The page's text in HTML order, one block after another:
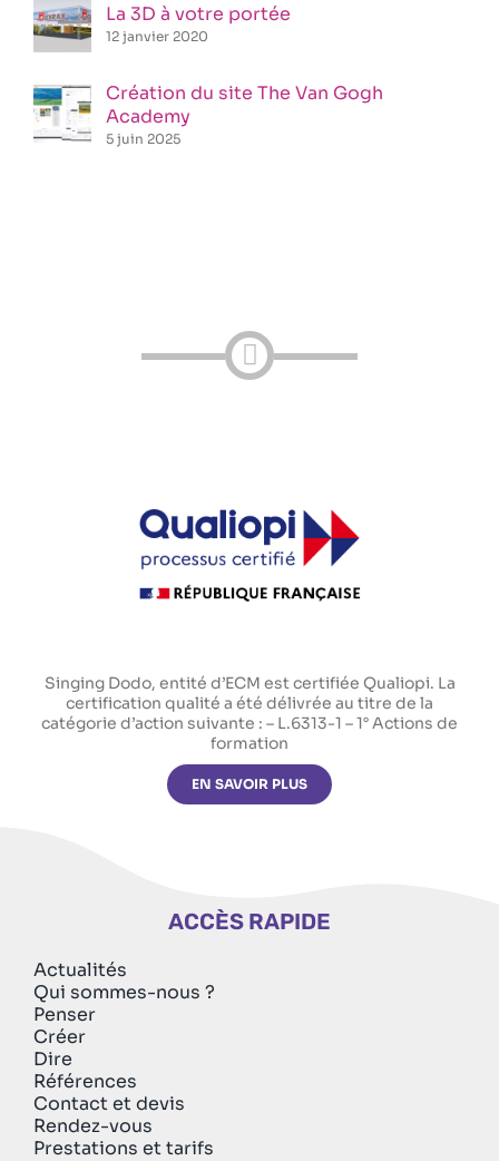
La 3D à votre portée
12 janvier 2020
Création du site The Van Gogh
Academy
5 juin 2025
Singing Dodo, entité d’ECM est certifiée Qualiopi. La
certification qualité a été délivrée au titre de la
catégorie d’action suivante : – L.6313-1 – 1° Actions de
formation
EN SAVOIR PLUS
ACCÈS RAPIDE
Actualités
Qui sommes-nous ?
Penser
Créer
Dire
Références
Contact et devis
Rendez-vous
Prestations et tarifs